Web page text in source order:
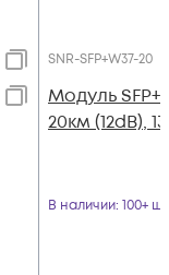
SNR-SFP+W37-20
Модуль SFP+
20км (12dB),
В наличии: 100+ шт